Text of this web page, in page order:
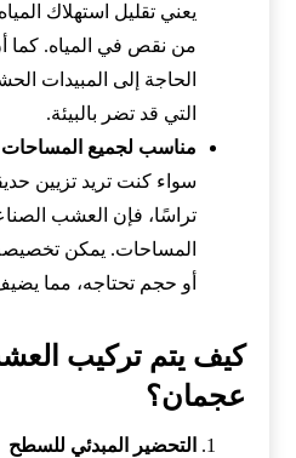
يعني تقليل استهلاك
من نقص في المياه. كما
الحاجة إلى المبيدات
التي قد تضر بالبيئة.
مناسب لجميع المساحات
سواء كنت تريد تزيين
تراسًا، فإن العشب
المساحات. يمكن
أو حجم تحتاجه، مما
كيف يتم تركيب
عجمان؟
التحضير المبدئي للسطح